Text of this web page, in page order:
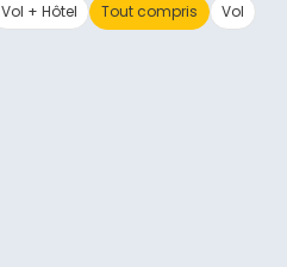
Vol + Hôtel Tout compris Vol